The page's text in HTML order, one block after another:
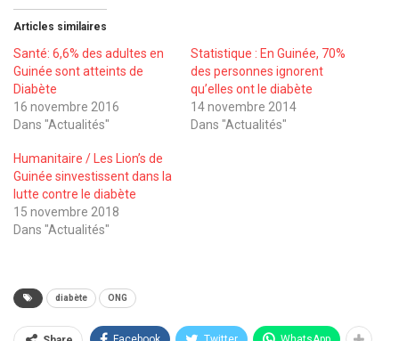
Articles similaires
Santé: 6,6% des adultes en
Guinée sont atteints de
Diabète
16 novembre 2016
Dans "Actualités"
Statistique : En Guinée, 70%
des personnes ignorent
qu’elles ont le diabète
14 novembre 2014
Dans "Actualités"
Humanitaire / Les Lion’s de
Guinée sinvestissent dans la
lutte contre le diabète
15 novembre 2018
Dans "Actualités"
diabète ONG